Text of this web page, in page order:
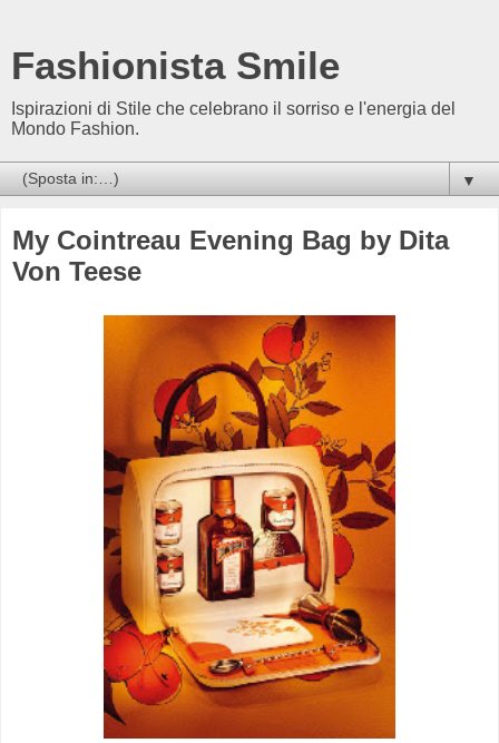
Fashionista Smile
Ispirazioni di Stile che celebrano il sorriso e l'energia del
Mondo Fashion.
▼
My Cointreau Evening Bag by Dita
Von Teese